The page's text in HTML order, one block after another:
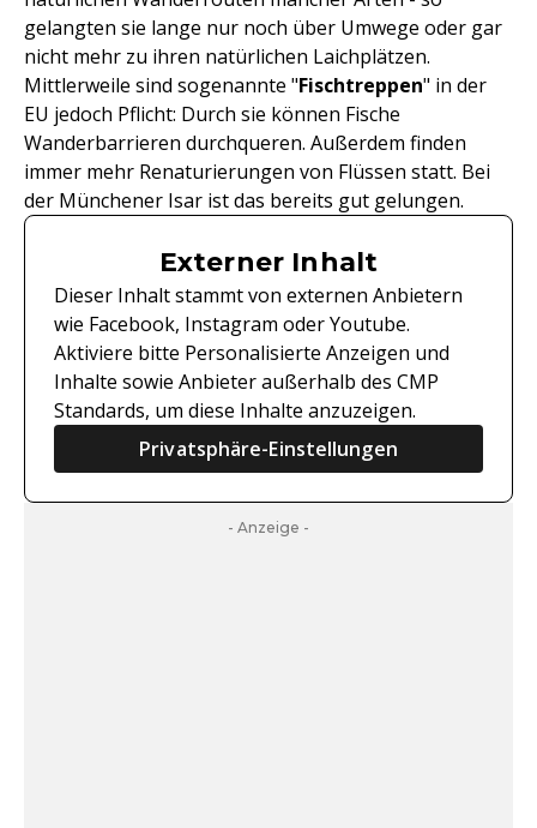
gelangten sie lange nur noch über Umwege oder gar
nicht mehr zu ihren natürlichen Laichplätzen.
Mittlerweile sind sogenannte "Fischtreppen" in der
EU jedoch Pflicht: Durch sie können Fische
Wanderbarrieren durchqueren. Außerdem finden
immer mehr Renaturierungen von Flüssen statt. Bei
der Münchener Isar ist das bereits gut gelungen.
Externer Inhalt
Dieser Inhalt stammt von externen Anbietern
wie Facebook, Instagram oder Youtube.
Aktiviere bitte Personalisierte Anzeigen und
Inhalte sowie Anbieter außerhalb des CMP
Standards, um diese Inhalte anzuzeigen.
Privatsphäre-Einstellungen
- Anzeige -